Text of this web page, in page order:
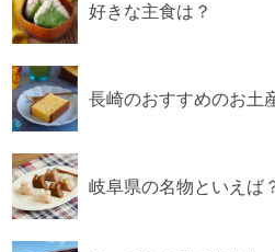
好きな主食は？
長崎のおすすめのお土
岐阜県の名物といえば